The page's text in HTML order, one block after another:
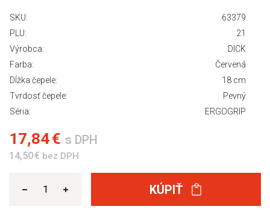
SKU:
63379
PLU:
21
Výrobca:
DICK
Farba:
Červená
Dĺžka čepele:
18 cm
Tvrdosť čepele:
Pevný
Séria:
ERGOGRIP
17,84 € s DPH
14,50 € bez DPH
KÚPIŤ